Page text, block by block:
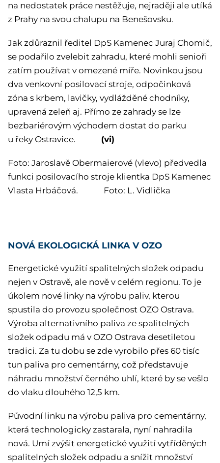
na nedostatek práce nestěžuje, nejraději ale utíká
z Prahy na svou chalupu na Benešovsku.
Jak zdůraznil ředitel DpS Kamenec Juraj Chomič,
se podařilo zvelebit zahradu, které mohli senioři
zatím používat v omezené míře. Novinkou jsou
dva venkovní posilovací stroje, odpočinková
zóna s krbem, lavičky, vydlážděné chodníky,
upravená zeleň aj. Přímo ze zahrady se lze
bezbariérovým východem dostat do parku
u řeky Ostravice. (vi)
Foto: Jaroslavě Obermaierové (vlevo) předvedla
funkci posilovacího stroje klientka DpS Kamenec
Vlasta Hrbáčová. Foto: L. Vidlička
NOVÁ EKOLOGICKÁ LINKA V OZO
Energetické využití spalitelných složek odpadu
nejen v Ostravě, ale nově v celém regionu. To je
úkolem nové linky na výrobu paliv, kterou
spustila do provozu společnost OZO Ostrava.
Výroba alternativního paliva ze spalitelných
složek odpadu má v OZO Ostrava desetiletou
tradici. Za tu dobu se zde vyrobilo přes 60 tisíc
tun paliva pro cementárny, což představuje
náhradu množství černého uhlí, které by se vešlo
do vlaku dlouhého 12,5 km.
Původní linku na výrobu paliva pro cementárny,
která technologicky zastarala, nyní nahradila
nová. Umí zvýšit energetické využití vytříděných
spalitelných složek odpadu a snížit množství